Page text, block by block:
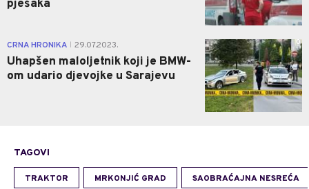
pješaka
CRNA HRONIKA 29.07.2023.
Uhapšen maloljetnik koji je BMW-
om udario djevojke u Sarajevu
0
TAGOVI
TRAKTOR MRKONJIĆ GRAD SAOBRAĆAJNA NESREĆA